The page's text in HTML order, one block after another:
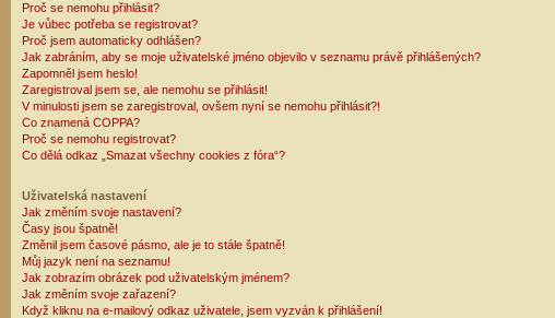
Proč se nemohu přihlásit?
Je vůbec potřeba se registrovat?
Proč jsem automaticky odhlášen?
Jak zabráním, aby se moje uživatelské jméno objevilo v seznamu právě přihlášených?
Zapomněl jsem heslo!
Zaregistroval jsem se, ale nemohu se přihlásit!
V minulosti jsem se zaregistroval, ovšem nyní se nemohu přihlásit?!
Co znamená COPPA?
Proč se nemohu registrovat?
Co dělá odkaz „Smazat všechny cookies z fóra“?
Uživatelská nastavení
Jak změním svoje nastavení?
Časy jsou špatně!
Změnil jsem časové pásmo, ale je to stále špatně!
Můj jazyk není na seznamu!
Jak zobrazím obrázek pod uživatelským jménem?
Jak změním svoje zařazení?
Když kliknu na e-mailový odkaz uživatele, jsem vyzván k přihlášení!